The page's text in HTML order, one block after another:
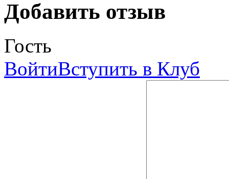
Добавить отзыв
Гость
ВойтиВступить в Клуб